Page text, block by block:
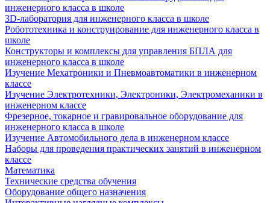
инженерного класса в школе
3D-лаборатория для инженерного класса в школе
Робототехника и конструирование для инженерного класса в
школе
Конструкторы и комплексы для управления БПЛА для
инженерного класса в школе
Изучение Мехатроники и Пневмоавтоматики в инженерном
классе
Изучение Электротехники, Электроники, Электромеханики в
инженерном классе
Фрезерное, токарное и гравировальное оборудование для
инженерного класса в школе
Изучение Автомобильного дела в инженерном классе
Наборы для проведения практических занятий в инженерном
классе
Математика
Технические средства обучения
Оборудование общего назначения